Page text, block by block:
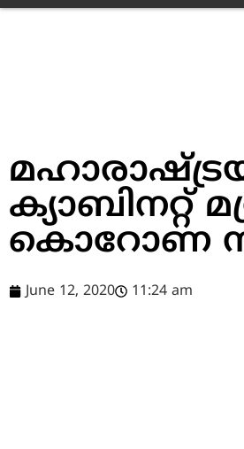
ക്യാബിനറ്റ്
കൊറോണ
June 12, 2020 11:24 am